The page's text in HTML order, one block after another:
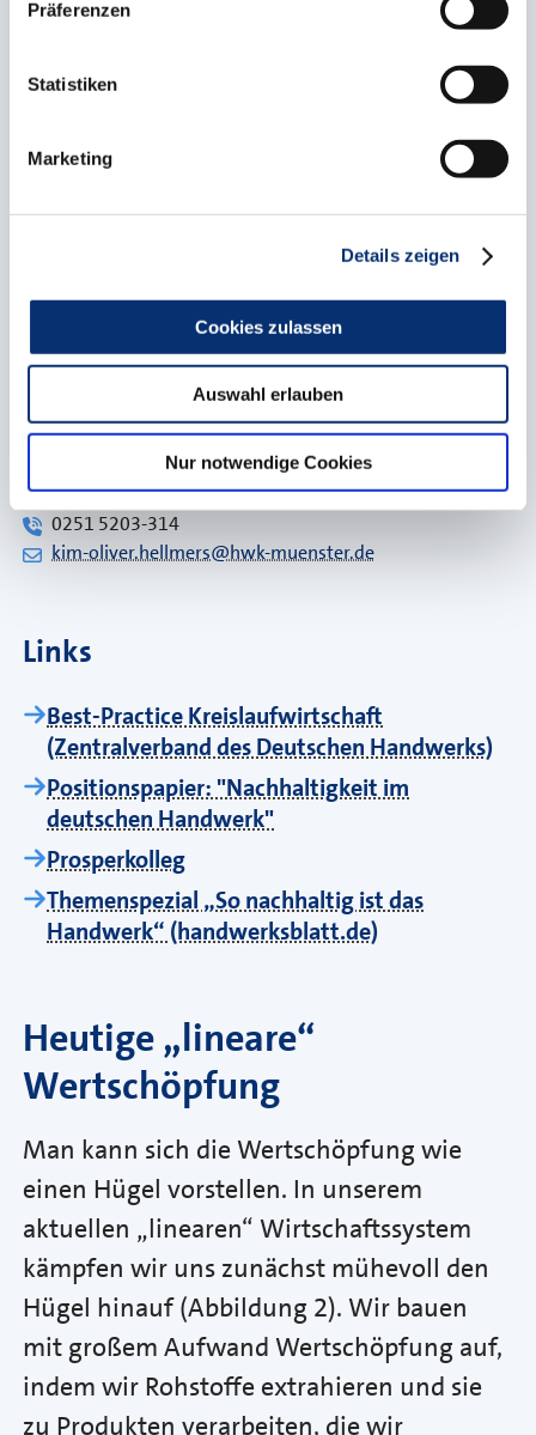
Präferenzen
Statistiken
Marketing
Details zeigen
Cookies zulassen
Auswahl erlauben
Nur notwendige Cookies
TWO4C - GRENZENLOS ZIRKULÄR
Kontakt
0251 5203-309
mario.heinemann@hwk-muenster.de
0251 5203-123
thomas.melchert@hwk-muenster.de
Kim-Oliver Hellmers
0251 5203-314
kim-oliver.hellmers@hwk-muenster.de
Links
Best-Practice Kreislaufwirtschaft
(Zentralverband des Deutschen Handwerks)
Positionspapier: "Nachhaltigkeit im
deutschen Handwerk"
Prosperkolleg
Themenspezial „So nachhaltig ist das
Handwerk“ (handwerksblatt.de)
Heutige „lineare“
Wertschöpfung
Man kann sich die Wertschöpfung wie
einen Hügel vorstellen. In unserem
aktuellen „linearen“ Wirtschaftssystem
kämpfen wir uns zunächst mühevoll den
Hügel hinauf (Abbildung 2). Wir bauen
mit großem Aufwand Wertschöpfung auf,
indem wir Rohstoffe extrahieren und sie
zu Produkten verarbeiten, die wir